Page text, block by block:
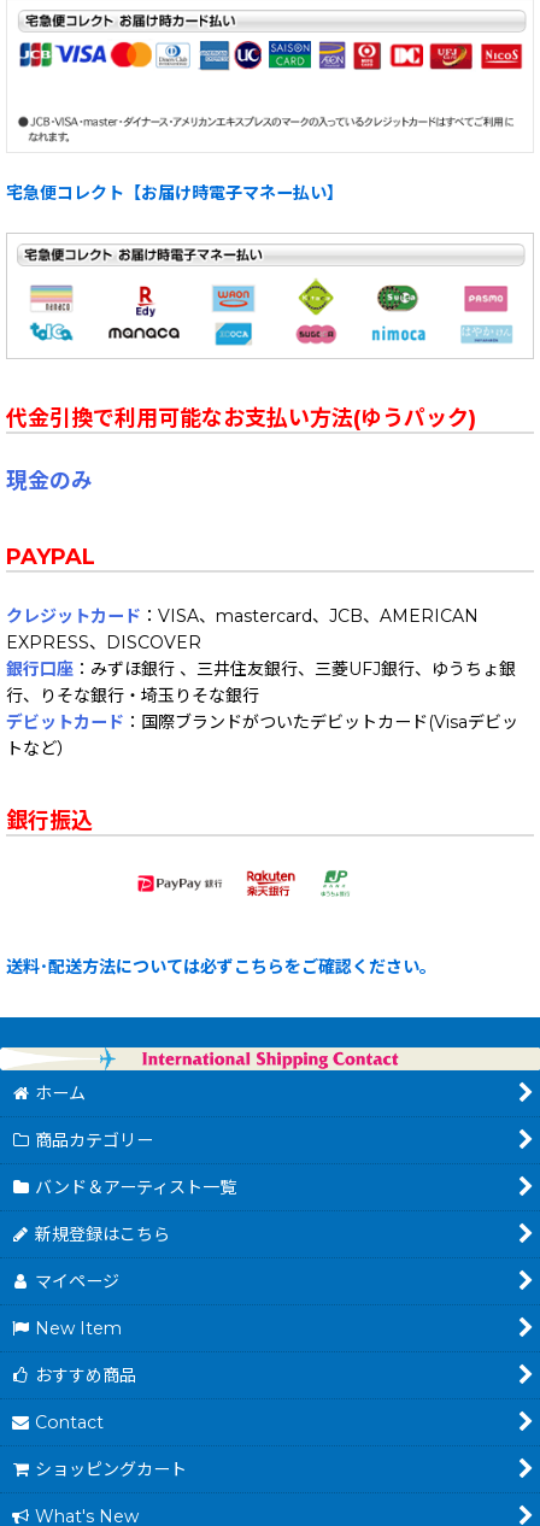
宅急便コレクト【お届け時電子マネー払い】
代金引換で利用可能なお支払い方法(ゆうパック)
現金のみ
PAYPAL
クレジットカード ：VISA、mastercard、JCB、AMERICAN
EXPRESS、DISCOVER
銀行口座 ：みずほ銀行 、三井住友銀行、三菱UFJ銀行、ゆうちょ銀
行、りそな銀行・埼玉りそな銀行
デビットカード ：国際ブランドがついたデビットカード(Visaデビッ
トなど）
銀行振込
送料･配送方法については必ずこちらをご確認ください。
ホーム
商品カテゴリー
バンド＆アーティスト一覧
新規登録はこちら
マイページ
New Item
おすすめ商品
Contact
ショッピングカート
What's New